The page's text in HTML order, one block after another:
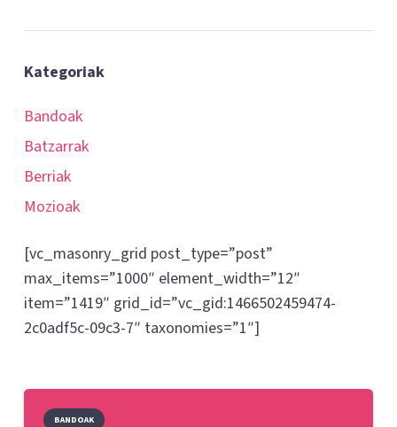
Kategoriak
Bandoak
Batzarrak
Berriak
Mozioak
[vc_masonry_grid post_type=”post”
max_items=”1000″ element_width=”12″
item=”1419″ grid_id=”vc_gid:1466502459474-
2c0adf5c-09c3-7″ taxonomies=”1″]
BANDOAK